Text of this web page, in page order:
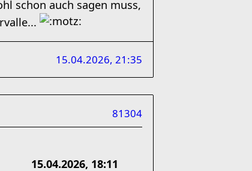
schon auch sagen muss,
15.04.2026, 21:35
81304
15.04.2026, 18:11